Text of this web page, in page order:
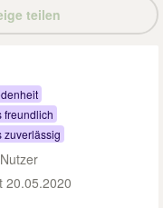
teilen
freundlich
zuverlässig
20.05.2020